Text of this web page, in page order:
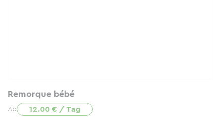
Remorque bébé
Ab 12.00 € / Tag